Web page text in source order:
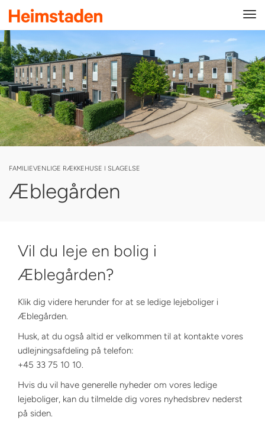
FAMILIEVENLIGE RÆKKEHUSE I SLAGELSE
Æblegården
Vil du leje en bolig i
Æblegården?
Klik dig videre herunder for at se ledige lejeboliger i
Æblegården.
Husk, at du også altid er velkommen til at kontakte vores
udlejningsafdeling på telefon:
+45 33 75 10 10.
Hvis du vil have generelle nyheder om vores ledige
lejeboliger, kan du tilmelde dig vores nyhedsbrev nederst
på siden.